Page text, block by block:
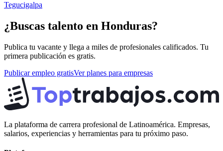
Tegucigalpa
¿Buscas talento en Honduras?
Publica tu vacante y llega a miles de profesionales calificados. Tu
primera publicación es gratis.
Publicar empleo gratisVer planes para empresas
La plataforma de carrera profesional de Latinoamérica. Empresas,
salarios, experiencias y herramientas para tu próximo paso.